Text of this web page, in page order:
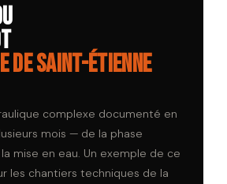
de Saint-Étienne
complexe documenté en
mois — de la phase
mise en eau. Un exemple de ce
les chantiers techniques de la